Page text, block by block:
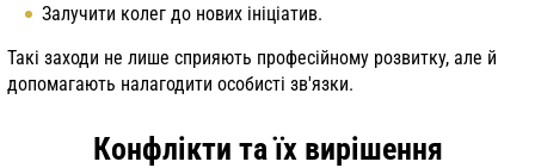
Залучити колег до нових ініціатив.
Такі заходи не лише сприяють професійному розвитку, але й
допомагають налагодити особисті зв'язки.
Конфлікти та їх вирішення